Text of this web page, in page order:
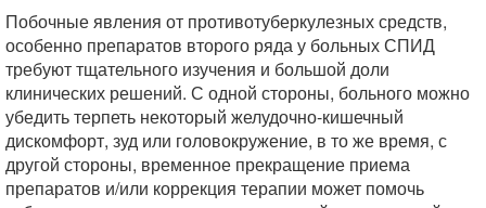
Побочные явления от противотуберкулезных средств,
особенно препаратов второго ряда у больных СПИД
требуют тщательного изучения и большой доли
клинических решений. С одной стороны, больного можно
убедить терпеть некоторый желудочно-кишечный
дискомфорт, зуд или головокружение, в то же время, с
другой стороны, временное прекращение приема
препаратов и/или коррекция терапии может помочь